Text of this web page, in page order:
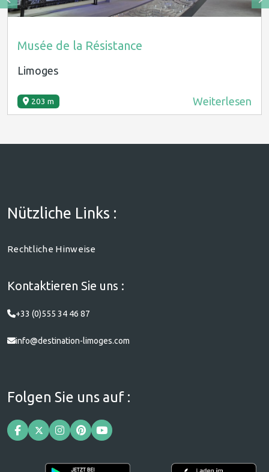
Musée de la Résistance
Limoges
203 m Weiterlesen
Nützliche Links :
Rechtliche Hinweise
Kontaktieren Sie uns :
+33 (0)555 34 46 87
info@destination-limoges.com
Folgen Sie uns auf :